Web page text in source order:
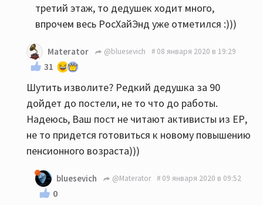
третий этаж, то дедушек ходит много,
впрочем весь РосХайЭнд уже отметился :)))
Materator @bluesevich 08 января 2020 в 19:29
31
Шутить изволите? Редкий дедушка за 90
дойдет до постели, не то что до работы.
Надеюсь, Ваш пост не читают активисты из ЕР,
не то придется готовиться к новому повышению
пенсионного возраста)))
bluesevich @Materator 09 января 2020 в 09:52
0